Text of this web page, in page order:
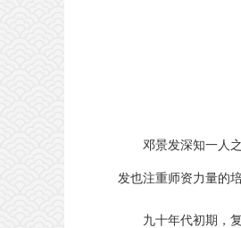
邓景发深知一人
发也注重师资力量的
九十年代初期，